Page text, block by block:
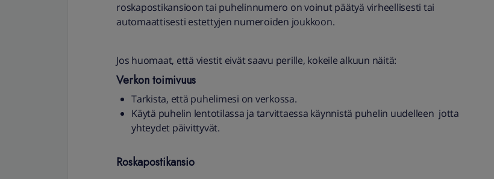
roskapostikansioon tai puhelinnumero on voinut päätyä virheellisesti tai
automaattisesti estettyjen numeroiden joukkoon.
Jos huomaat, että viestit eivät saavu perille, kokeile alkuun näitä:
Verkon toimivuus
Tarkista, että puhelimesi on verkossa.
Käytä puhelin lentotilassa ja tarvittaessa käynnistä puhelin uudelleen jotta
yhteydet päivittyvät.
Roskapostikansio